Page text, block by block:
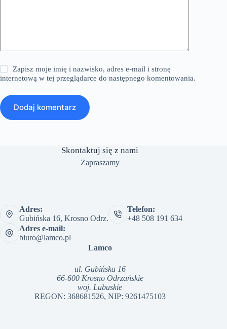
Zapisz moje imię i nazwisko, adres e-mail i stronę
internetową w tej przeglądarce do następnego komentowania.
Dodaj komentarz
Skontaktuj się z nami
Zapraszamy
Adres:
Gubińska 16, Krosno Odrz.
Telefon:
+48 508 191 634
Adres e-mail:
biuro@lamco.pl
Lamco
ul. Gubińska 16
66-600 Krosno Odrzańskie
woj. Lubuskie
REGON: 368681526, NIP: 9261475103